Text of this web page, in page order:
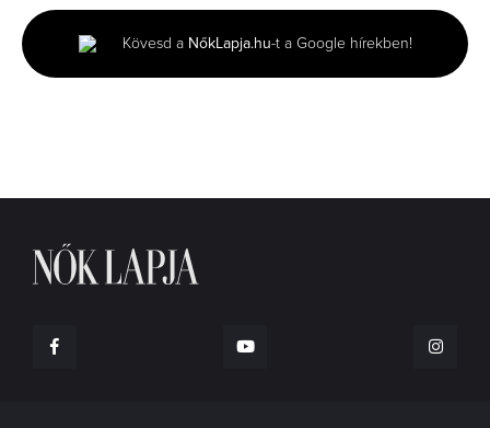
minutes,
29
seconds
Kövesd a NőkLapja.hu-t a Google hírekben!